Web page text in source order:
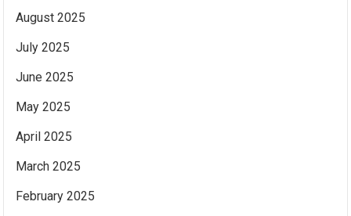
August 2025
July 2025
June 2025
May 2025
April 2025
March 2025
February 2025